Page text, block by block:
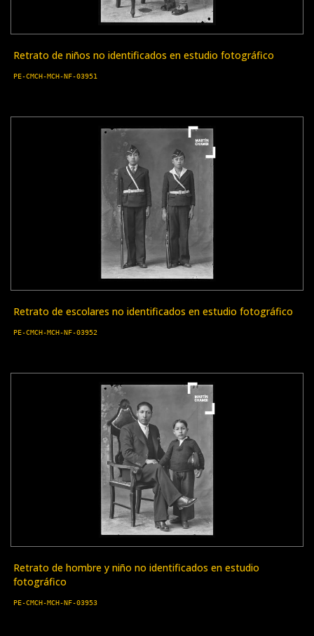
Retrato de niños no identificados en estudio fotográfico
PE-CMCH-MCH-NF-03951
Retrato de escolares no identificados en estudio fotográfico
PE-CMCH-MCH-NF-03952
Retrato de hombre y niño no identificados en estudio
fotográfico
PE-CMCH-MCH-NF-03953